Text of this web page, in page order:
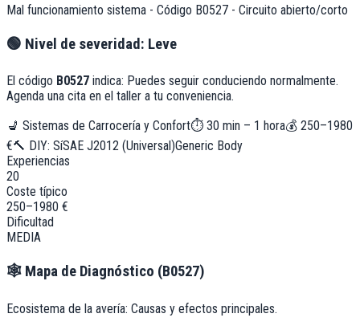
Mal funcionamiento sistema - Código B0527 - Circuito abierto/corto
🟢 Nivel de severidad: Leve
El código B0527 indica: Puedes seguir conduciendo normalmente.
Agenda una cita en el taller a tu conveniencia.
💺 Sistemas de Carrocería y Confort⏱ 30 min – 1 hora💰 250–1980
€🔨 DIY: SíSAE J2012 (Universal)Generic Body
Experiencias
20
Coste típico
250–1980 €
Dificultad
MEDIA
🕸️ Mapa de Diagnóstico (B0527)
Ecosistema de la avería: Causas y efectos principales.